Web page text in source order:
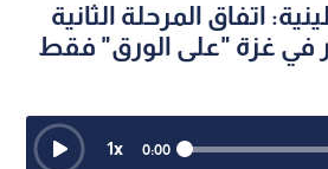
اتفاق المرحلة الثانية
في غزة "على الورق" فقط
0:00
1x